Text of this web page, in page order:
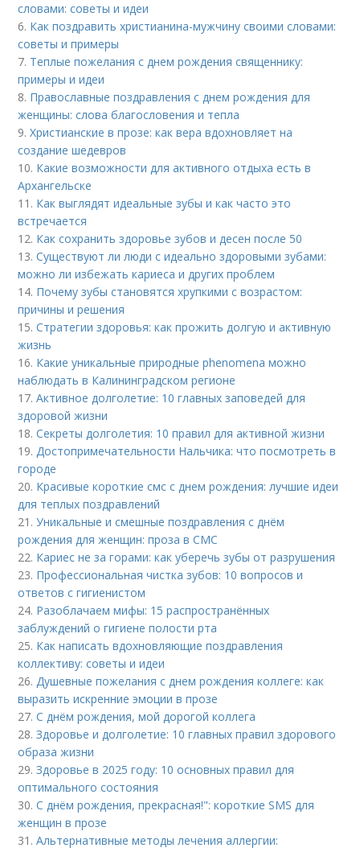
словами: советы и идеи
6. Как поздравить христианина-мужчину своими словами:
советы и примеры
7. Теплые пожелания с днем рождения священнику:
примеры и идеи
8. Православные поздравления с днем рождения для
женщины: слова благословения и тепла
9.Христианские в прозе: как вера вдохновляет на
создание шедевров
10. Какие возможности для активного отдыха есть в
Архангельске
11. Как выглядят идеальные зубы и как часто это
встречается
12. Как сохранить здоровье зубов и десен после 50
13.Существуют ли люди с идеально здоровыми зубами:
можно ли избежать кариеса и других проблем
14. Почему зубы становятся хрупкими с возрастом:
причины и решения
15.Стратегии здоровья: как прожить долгую и активную
жизнь
16. Какие уникальные природные phenomena можно
наблюдать в Калининградском регионе
17.Активное долголетие: 10 главных заповедей для
здоровой жизни
18.Секреты долголетия: 10 правил для активной жизни
19.Достопримечательности Нальчика: что посмотреть в
городе
20. Красивые короткие смс с днем рождения: лучшие идеи
для теплых поздравлений
21.Уникальные и смешные поздравления с днём
рождения для женщин: проза в СМС
22. Кариес не за горами: как уберечь зубы от разрушения
23. Профессиональная чистка зубов: 10 вопросов и
ответов с гигиенистом
24. Разоблачаем мифы: 15 распространённых
заблуждений о гигиене полости рта
25. Как написать вдохновляющие поздравления
коллективу: советы и идеи
26.Душевные пожелания с днем рождения коллеге: как
выразить искренние эмоции в прозе
27.С днём рождения, мой дорогой коллега
28.Здоровье и долголетие: 10 главных правил здорового
образа жизни
29.Здоровье в 2025 году: 10 основных правил для
оптимального состояния
30.С днём рождения, прекрасная!": короткие SMS для
женщин в прозе
31.Альтернативные методы лечения аллергии: